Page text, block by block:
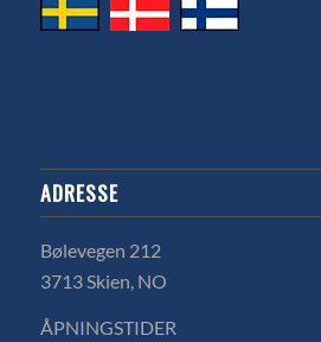
ADRESSE
Bølevegen 212
3713 Skien, NO
ÅPNINGSTIDER